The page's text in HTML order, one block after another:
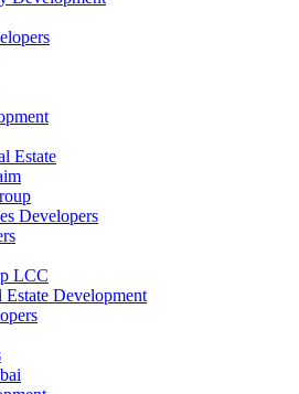
Estate
Developers
LCC
Development